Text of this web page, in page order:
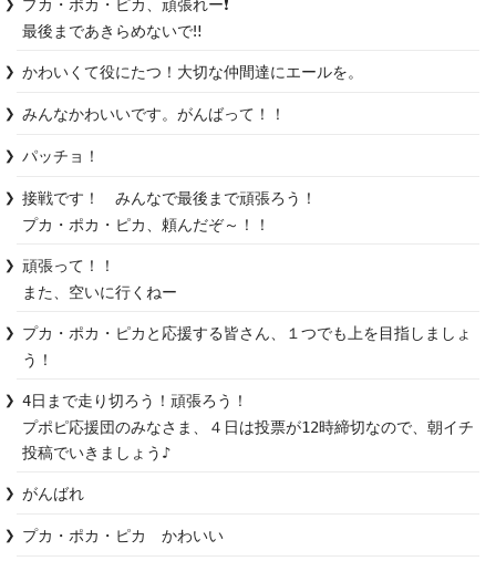
プカ・ポカ・ピカ、頑張れー❗️
最後まであきらめないで‼️
かわいくて役にたつ！大切な仲間達にエールを。
みんなかわいいです。がんばって！！
パッチョ！
接戦です！　みんなで最後まで頑張ろう！
プカ・ポカ・ピカ、頼んだぞ～！！
頑張って！！
また、空いに行くねー
プカ・ポカ・ピカと応援する皆さん、１つでも上を目指しましょ
う！
4日まで走り切ろう！頑張ろう！
プポピ応援団のみなさま、４日は投票が12時締切なので、朝イチ
投稿でいきましょう♪
がんばれ
プカ・ポカ・ピカ　かわいい